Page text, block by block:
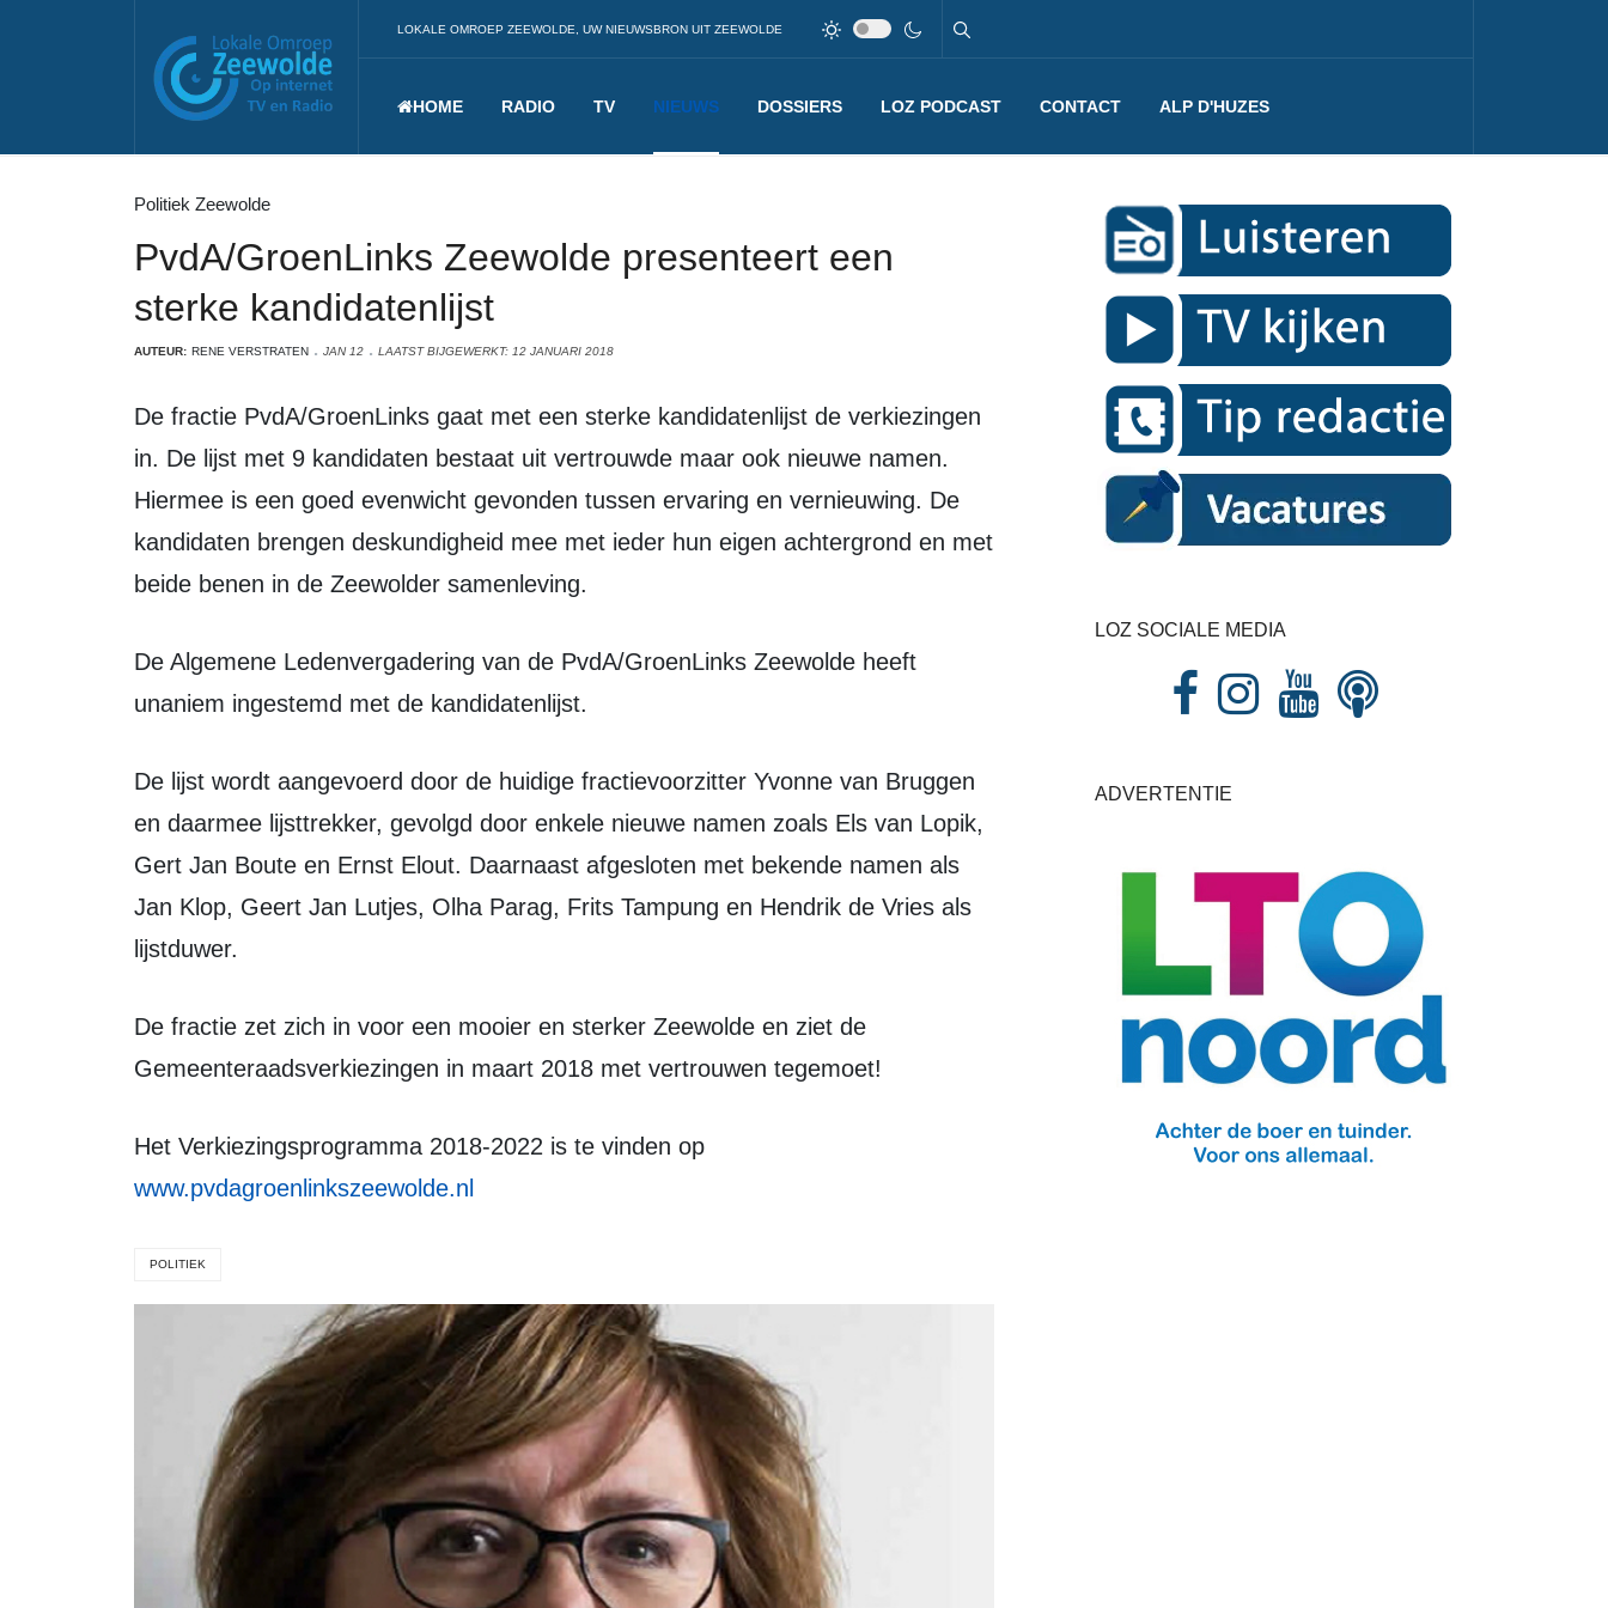
LOKALE OMROEP ZEEWOLDE, UW NIEUWSBRON UIT ZEEWOLDE
HOME RADIO TV NIEUWS DOSSIERS LOZ PODCAST CONTACT ALP D'HUZES
Politiek Zeewolde
PvdA/GroenLinks Zeewolde presenteert een
sterke kandidatenlijst
AUTEUR: RENE VERSTRATEN JAN 12 LAATST BIJGEWERKT: 12 JANUARI 2018
De fractie PvdA/GroenLinks gaat met een sterke kandidatenlijst de verkiezingen
in. De lijst met 9 kandidaten bestaat uit vertrouwde maar ook nieuwe namen.
Hiermee is een goed evenwicht gevonden tussen ervaring en vernieuwing. De
kandidaten brengen deskundigheid mee met ieder hun eigen achtergrond en met
beide benen in de Zeewolder samenleving.
De Algemene Ledenvergadering van de PvdA/GroenLinks Zeewolde heeft
unaniem ingestemd met de kandidatenlijst.
De lijst wordt aangevoerd door de huidige fractievoorzitter Yvonne van Bruggen
en daarmee lijsttrekker, gevolgd door enkele nieuwe namen zoals Els van Lopik,
Gert Jan Boute en Ernst Elout. Daarnaast afgesloten met bekende namen als
Jan Klop, Geert Jan Lutjes, Olha Parag, Frits Tampung en Hendrik de Vries als
lijstduwer.
De fractie zet zich in voor een mooier en sterker Zeewolde en ziet de
Gemeenteraadsverkiezingen in maart 2018 met vertrouwen tegemoet!
Het Verkiezingsprogramma 2018-2022 is te vinden op
www.pvdagroenlinkszeewolde.nl
POLITIEK
LOZ SOCIALE MEDIA
ADVERTENTIE